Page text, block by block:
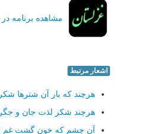
مشاهده برنامه
اشعار مرتبط
هرچند که بار آن شترها
هرچند شکر لذت جان و
آن چشم که خون گشت غم